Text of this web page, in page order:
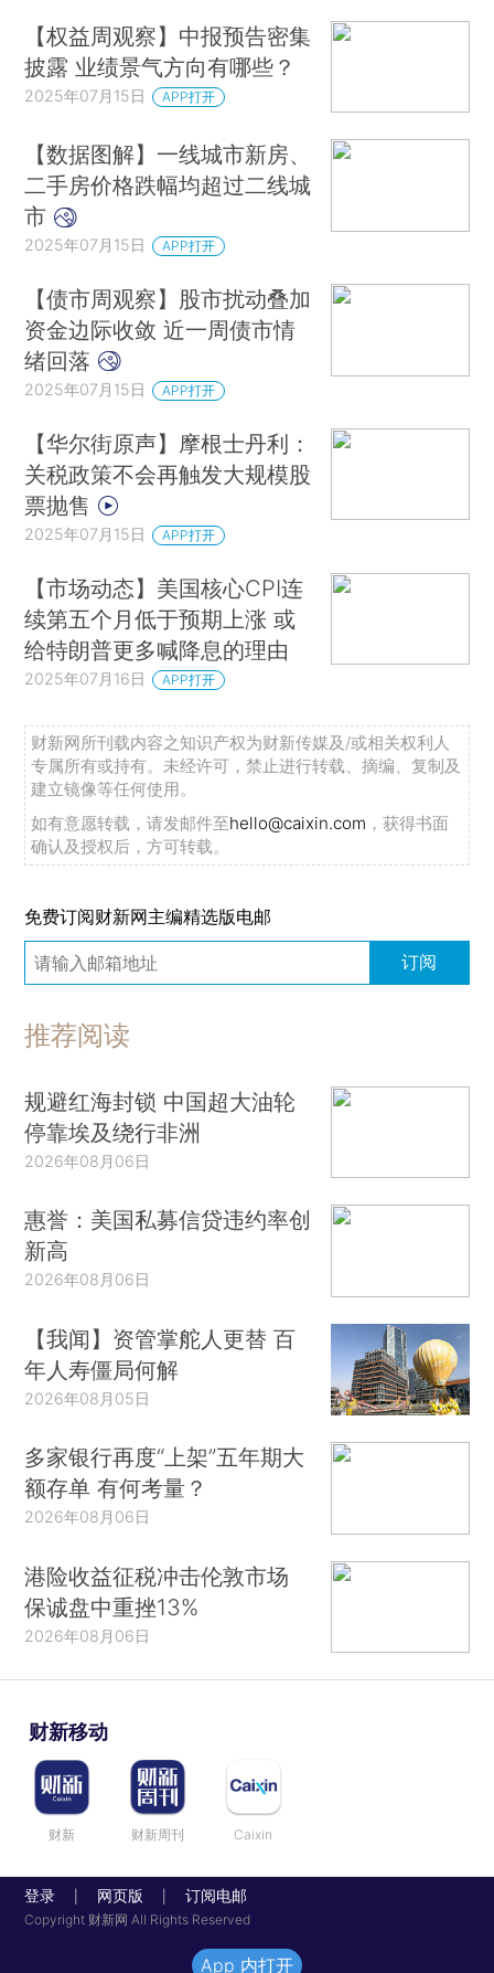
【权益周观察】中报预告密集
披露 业绩景气方向有哪些？
2025年07月15日 APP打开
【数据图解】一线城市新房、
二手房价格跌幅均超过二线城
市
2025年07月15日 APP打开
【债市周观察】股市扰动叠加
资金边际收敛 近一周债市情
绪回落
2025年07月15日 APP打开
【华尔街原声】摩根士丹利：
关税政策不会再触发大规模股
票抛售
2025年07月15日 APP打开
【市场动态】美国核心CPI连
续第五个月低于预期上涨 或
给特朗普更多喊降息的理由
2025年07月16日 APP打开
财新网所刊载内容之知识产权为财新传媒及/或相关权利人
专属所有或持有。未经许可，禁止进行转载、摘编、复制及
建立镜像等任何使用。
如有意愿转载，请发邮件至hello@caixin.com ，获得书面
确认及授权后，方可转载。
免费订阅财新网主编精选版电邮
订阅
推荐阅读
规避红海封锁 中国超大油轮
停靠埃及绕行非洲
2026年08月06日
惠誉：美国私募信贷违约率创
新高
2026年08月06日
【我闻】资管掌舵人更替 百
年人寿僵局何解
2026年08月05日
多家银行再度“上架”五年期大
额存单 有何考量？
2026年08月06日
港险收益征税冲击伦敦市场
保诚盘中重挫13%
2026年08月06日
财新移动
财新 财新周刊 Caixin
登录 网页版 订阅电邮
Copyright 财新网 All Rights Reserved
App 内打开